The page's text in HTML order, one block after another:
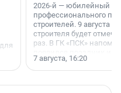
2026-й — юбилейный
профессионального
строителей. 9 августа
строителя будет
раз. В ГК «ПСК»
поменялась роль
7 августа, 16:20